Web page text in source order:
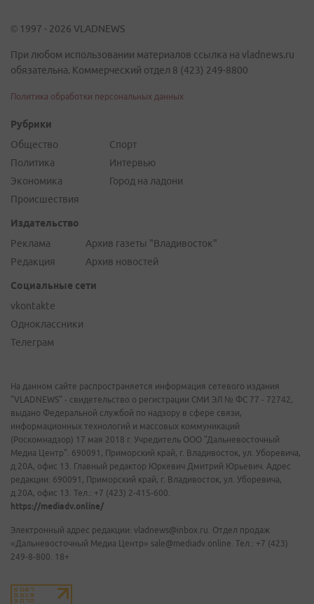
© 1997 - 2026 VLADNEWS
При любом использовании материалов ссылка на vladnews.ru
обязательна. Коммерческий отдел 8 (423) 249-8800
Политика обработки персональных данных
Рубрики
Общество
Политика
Экономика
Происшествия
Спорт
Интервью
Город на ладони
Издательство
Реклама
Редакция
Архив газеты "Владивосток"
Архив новостей
Социальные сети
vkontakte
Одноклассники
Телеграм
На данном сайте распространяется информация сетевого издания
"VLADNEWS" - свидетельство о регистрации СМИ ЭЛ № ФС 77 - 72742,
выдано Федеральной службой по надзору в сфере связи,
информационных технологий и массовых коммуникаций
(Роскомнадзор) 17 мая 2018 г. Учредитель ООО "Дальневосточный
Медиа Центр". 690091, Приморский край, г. Владивосток, ул. Уборевича,
д.20А, офис 13. Главный редактор Юркевич Дмитрий Юрьевич. Адрес
редакции: 690091, Приморский край, г. Владивосток, ул. Уборевича,
д.20А, офис 13. Тел.: +7 (423) 2-415-600.
https://mediadv.online/
Электронный адрес редакции: vladnews@inbox.ru. Отдел продаж
«Дальневосточный Медиа Центр» sale@mediadv.online. Тел.: +7 (423)
249-8-800. 18+